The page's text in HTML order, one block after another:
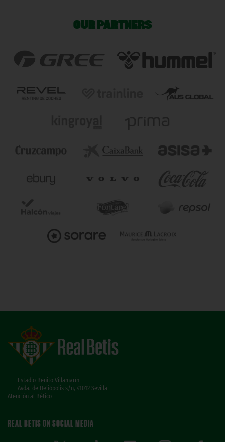
OUR PARTNERS
Estadio Benito Villamarín
Avda. de Heliópolis s/n, 41012 Sevilla
Atención al Bético
REAL BETIS ON SOCIAL MEDIA